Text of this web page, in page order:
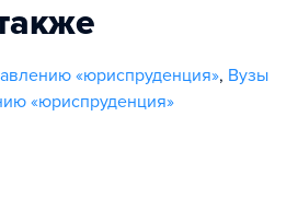
«юриспруденция», Вузы
«юриспруденция»